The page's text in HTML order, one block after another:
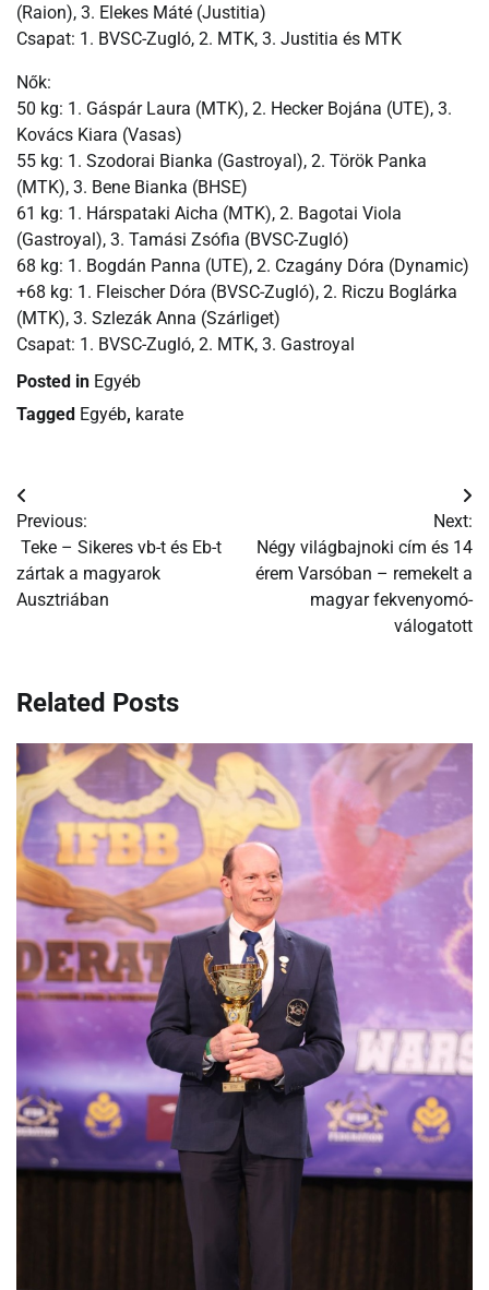
(Raion), 3. Elekes Máté (Justitia)
Csapat: 1. BVSC-Zugló, 2. MTK, 3. Justitia és MTK
Nők:
50 kg: 1. Gáspár Laura (MTK), 2. Hecker Bojána (UTE), 3.
Kovács Kiara (Vasas)
55 kg: 1. Szodorai Bianka (Gastroyal), 2. Török Panka
(MTK), 3. Bene Bianka (BHSE)
61 kg: 1. Hárspataki Aicha (MTK), 2. Bagotai Viola
(Gastroyal), 3. Tamási Zsófia (BVSC-Zugló)
68 kg: 1. Bogdán Panna (UTE), 2. Czagány Dóra (Dynamic)
+68 kg: 1. Fleischer Dóra (BVSC-Zugló), 2. Riczu Boglárka
(MTK), 3. Szlezák Anna (Szárliget)
Csapat: 1. BVSC-Zugló, 2. MTK, 3. Gastroyal
Posted in Egyéb
Tagged Egyéb, karate
Bejegyzés
navigáció
Previous:
Teke – Sikeres vb-t és Eb-t
zártak a magyarok
Ausztriában
Next:
Négy világbajnoki cím és 14
érem Varsóban – remekelt a
magyar fekvenyomó-
válogatott
Related Posts